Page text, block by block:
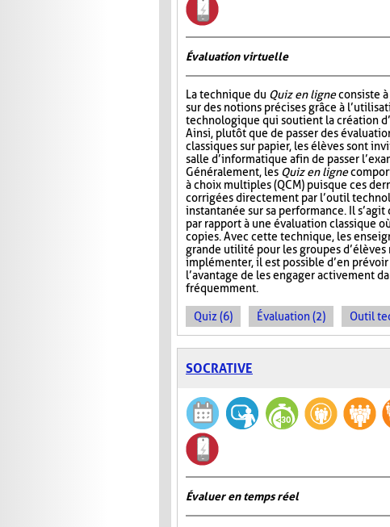
Évaluation virtuelle
La technique du Quiz en ligneconsiste
sur des notions précises grâce à
technologique qui soutient la création
Ainsi, plutôt que de passer des
classiques sur papier, les élèves sont
salle d’informatique afin de passer
Généralement, les Quiz en ligne
à choix multiples (QCM) puisque ces
corrigées directement par l’outil
instantanée sur sa performance. Il
par rapport à une évaluation classique
copies. Avec cette technique, les
grande utilité pour les groupes
implémenter, il est possible d’en
l’avantage de les engager activement
fréquemment.
Quiz (6) Évaluation (2) Outil
SOCRATIVE
Évaluer en temps réel